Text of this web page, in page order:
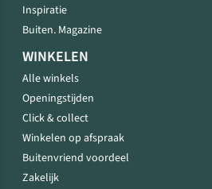
Inspiratie
Buiten. Magazine
WINKELEN
Alle winkels
Openingstijden
Click & collect
Winkelen op afspraak
Buitenvriend voordeel
Zakelijk